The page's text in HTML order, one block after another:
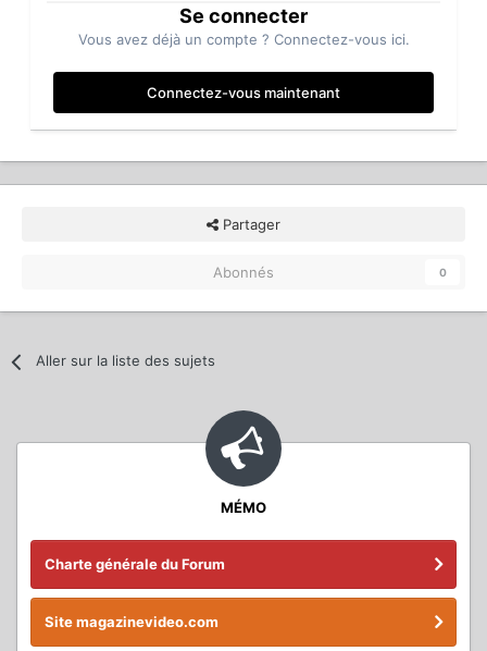
Se connecter
Vous avez déjà un compte ? Connectez-vous ici.
Connectez-vous maintenant
Partager
Abonnés 0
Aller sur la liste des sujets
MÉMO
Charte générale du Forum
Site magazinevideo.com